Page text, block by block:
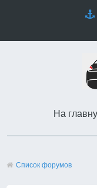
На
Список форумов